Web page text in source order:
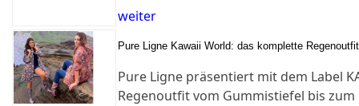
weiter
Pure Ligne Kawaii World: das komplette
Pure Ligne präsentiert mit dem Label
Regenoutfit vom Gummistiefel bis zum